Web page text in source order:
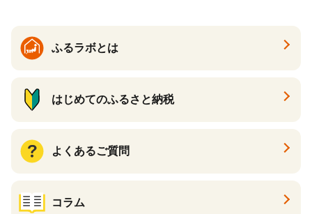
ふるラボとは
はじめてのふるさと納税
よくあるご質問
コラム